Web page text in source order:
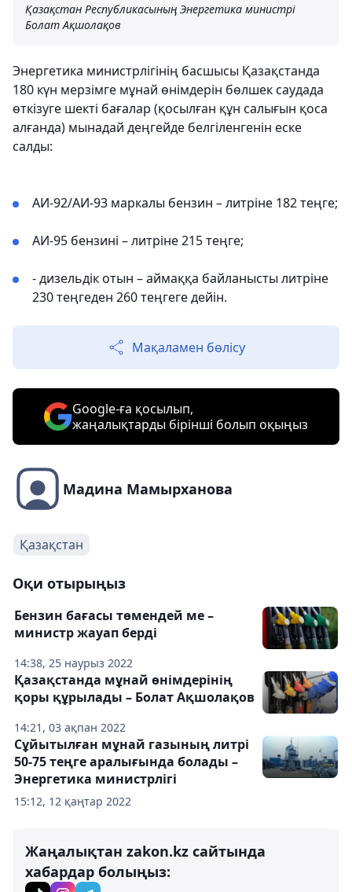
Қазақстан Республикасының Энергетика министрі
Болат Ақшолақов
Энергетика министрлігінің басшысы Қазақстанда
180 күн мерзімге мұнай өнімдерін бөлшек саудада
өткізуге шекті бағалар (қосылған құн салығын қоса
алғанда) мынадай деңгейде белгіленгенін еске
салды:
АИ-92/АИ-93 маркалы бензин – литріне 182 теңге;
АИ-95 бензині – литріне 215 теңге;
- дизельдік отын – аймаққа байланысты литріне
230 теңгеден 260 теңгеге дейін.
Мақаламен бөлісу
Google-ға қосылып,
жаңалықтарды бірінші болып оқыңыз
Мадина Мамырханова
Қазақстан
Оқи отырыңыз
14:38, 25 наурыз 2022
Бензин бағасы төмендей ме –
министр жауап берді
14:21, 03 ақпан 2022
Қазақстанда мұнай өнімдерінің
қоры құрылады – Болат Ақшолақов
15:12, 12 қаңтар 2022
Сұйытылған мұнай газының литрі
50-75 теңге аралығында болады –
Энергетика министрлігі
Жаңалықтан zakon.kz сайтында
хабардар болыңыз: